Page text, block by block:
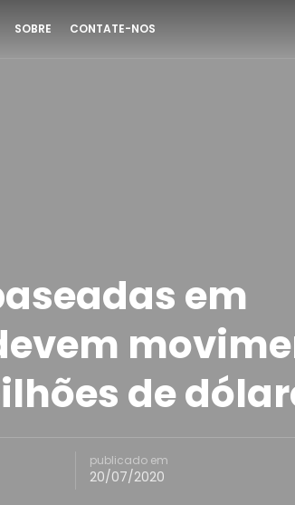
SOBRE CONTATE-NOS
em
de
publicado em
20/07/2020